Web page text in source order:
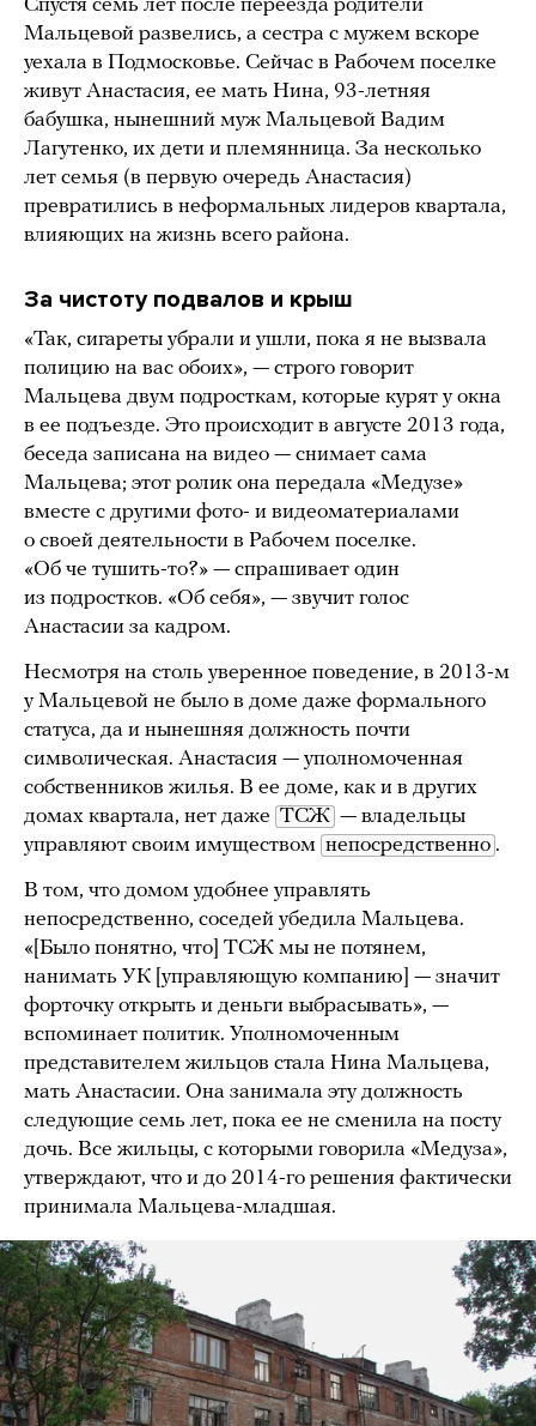
Спустя семь лет после переезда родители
Мальцевой развелись, а сестра с мужем вскоре
уехала в Подмосковье. Сейчас в Рабочем поселке
живут Анастасия, ее мать Нина, 93-летняя
бабушка, нынешний муж Мальцевой Вадим
Лагутенко, их дети и племянница. За несколько
лет семья (в первую очередь Анастасия)
превратились в неформальных лидеров квартала,
влияющих на жизнь всего района.
За чистоту подвалов и крыш
«Так, сигареты убрали и ушли, пока я не вызвала
полицию на вас обоих», — строго говорит
Мальцева двум подросткам, которые курят у окна
в ее подъезде. Это происходит в августе 2013 года,
беседа записана на видео — снимает сама
Мальцева; этот ролик она передала «Медузе»
вместе с другими фото- и видеоматериалами
о своей деятельности в Рабочем поселке.
«Об че тушить-то?» — спрашивает один
из подростков. «Об себя», — звучит голос
Анастасии за кадром.
Несмотря на столь уверенное поведение, в 2013-м
у Мальцевой не было в доме даже формального
статуса, да и нынешняя должность почти
символическая. Анастасия — уполномоченная
собственников жилья. В ее доме, как и в других
домах квартала, нет даже ТСЖ — владельцы
управляют своим имуществом непосредственно .
В том, что домом удобнее управлять
непосредственно, соседей убедила Мальцева.
«[Было понятно, что] ТСЖ мы не потянем,
нанимать УК [управляющую компанию] — значит
форточку открыть и деньги выбрасывать», —
вспоминает политик. Уполномоченным
представителем жильцов стала Нина Мальцева,
мать Анастасии. Она занимала эту должность
следующие семь лет, пока ее не сменила на посту
дочь. Все жильцы, с которыми говорила «Медуза»,
утверждают, что и до 2014-го решения фактически
принимала Мальцева-младшая.